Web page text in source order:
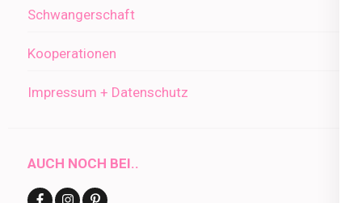
Schwangerschaft
Kooperationen
Impressum + Datenschutz
AUCH NOCH BEI..